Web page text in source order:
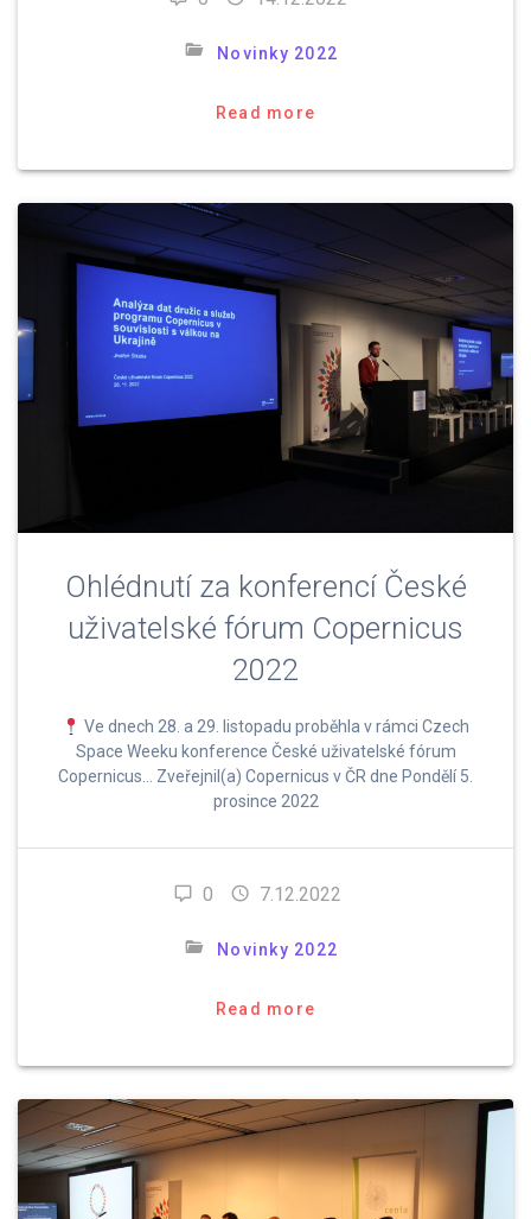
Novinky 2022
Read more
Ohlédnutí za konferencí České
uživatelské fórum Copernicus
2022
Ve dnech 28. a 29. listopadu proběhla v rámci Czech
Space Weeku konference České uživatelské fórum
Copernicus… Zveřejnil(a) Copernicus v ČR dne Pondělí 5.
prosince 2022
0 7.12.2022
Novinky 2022
Read more